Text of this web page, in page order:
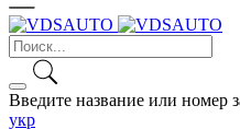
Введите название или номер
укр